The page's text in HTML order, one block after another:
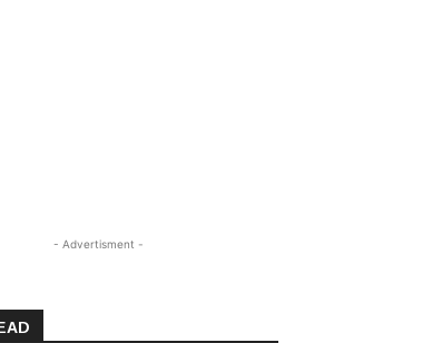
- Advertisment -